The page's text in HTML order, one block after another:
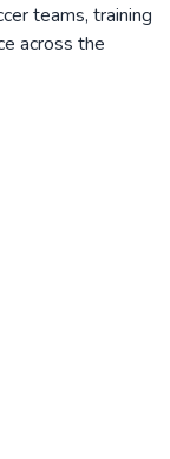
teams, training
across the